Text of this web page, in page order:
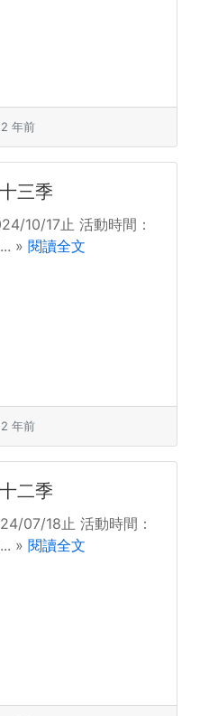
年前
三季
10/17止 活動時間：
» 閱讀全文
年前
二季
07/18止 活動時間：
» 閱讀全文